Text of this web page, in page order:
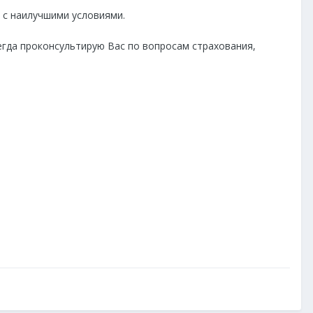
наилучшими условиями.
проконсультирую Вас по вопросам страхования,